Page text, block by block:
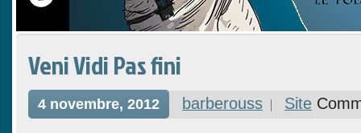
Veni Vidi Pas fini
4 novembre, 2012 barberouss Site